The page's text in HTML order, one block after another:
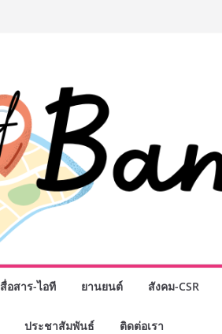
สื่อสาร-ไอที ยานยนต์ สังคม-CSR
ประชาสัมพันธ์ ติดต่อเรา